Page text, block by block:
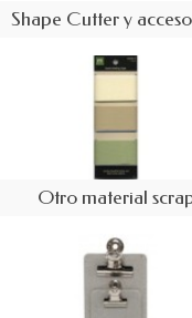
Shape Cutter y
Otro material